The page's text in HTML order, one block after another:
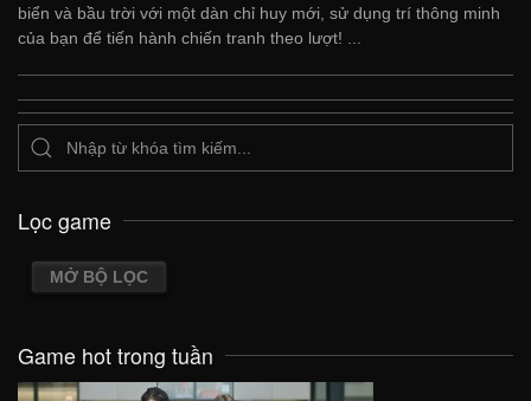
biển và bầu trời với một dàn chỉ huy mới, sử dụng trí thông minh
của bạn để tiến hành chiến tranh theo lượt! ...
Lọc game
MỞ BỘ LỌC
Game hot trong tuần